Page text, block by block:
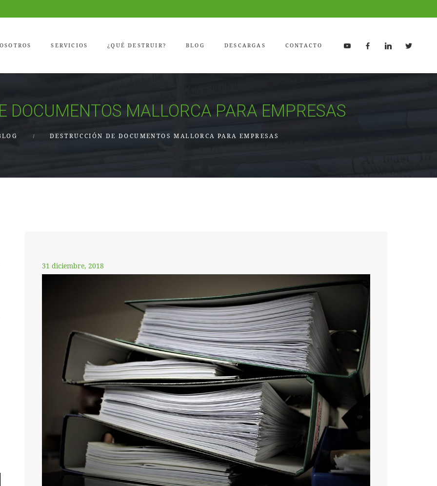
SERVICIOS ¿QUÉ DESTRUIR? BLOG DESCARGAS CONTACTO
DOCUMENTOS MALLORCA PARA EMPRESAS
DESTRUCCIÓN DE DOCUMENTOS MALLORCA PARA EMPRESAS
31 diciembre, 2018